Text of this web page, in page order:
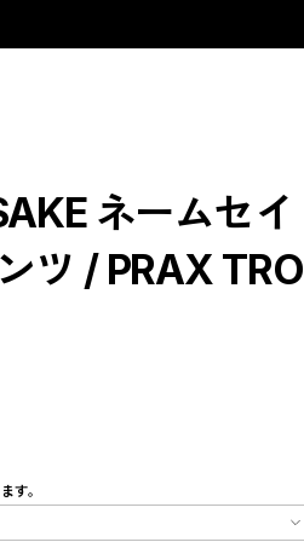
ネームセイ
ツ / PRAX TRO
す。